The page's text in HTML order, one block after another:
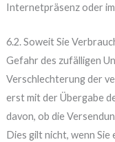
Internetpräsenz oder
6.2. Soweit Sie
Gefahr des zufälligen
Verschlechterung der
erst mit der Übergabe
davon, ob die
Dies gilt nicht, wenn